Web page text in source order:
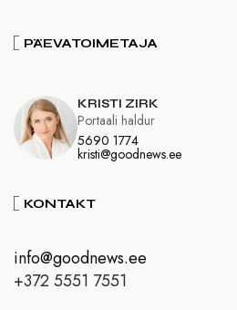
PÄEVATOIMETAJA
KRISTI ZIRK
5690 1774
kristi@goodnews.ee
Portaali haldur
KONTAKT
info@goodnews.ee
+372 5551 7551